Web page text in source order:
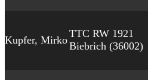
Kupfer, Mirko
TTC RW 1921
Biebrich (36002)